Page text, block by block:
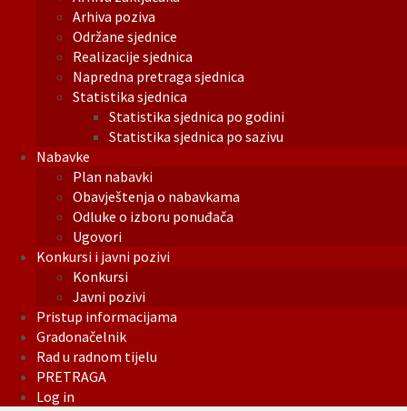
Arhiva poziva
Održane sjednice
Realizacije sjednica
Napredna pretraga sjednica
Statistika sjednica
Statistika sjednica po godini
Statistika sjednica po sazivu
Nabavke
Plan nabavki
Obavještenja o nabavkama
Odluke o izboru ponuđača
Ugovori
Konkursi i javni pozivi
Konkursi
Javni pozivi
Pristup informacijama
Gradonačelnik
Rad u radnom tijelu
PRETRAGA
Log in